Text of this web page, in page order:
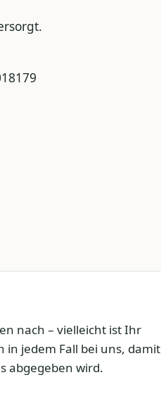
nach – vielleicht ist Ihr
in jedem Fall bei uns, damit
abgegeben wird.